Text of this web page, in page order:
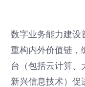
数字业务能力建设
重构内外价值链，
台（包括云计算、
新兴信息技术）促